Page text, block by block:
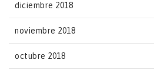
diciembre 2018
noviembre 2018
octubre 2018